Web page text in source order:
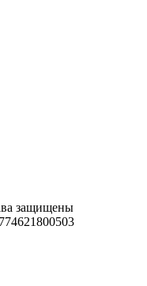
защищены